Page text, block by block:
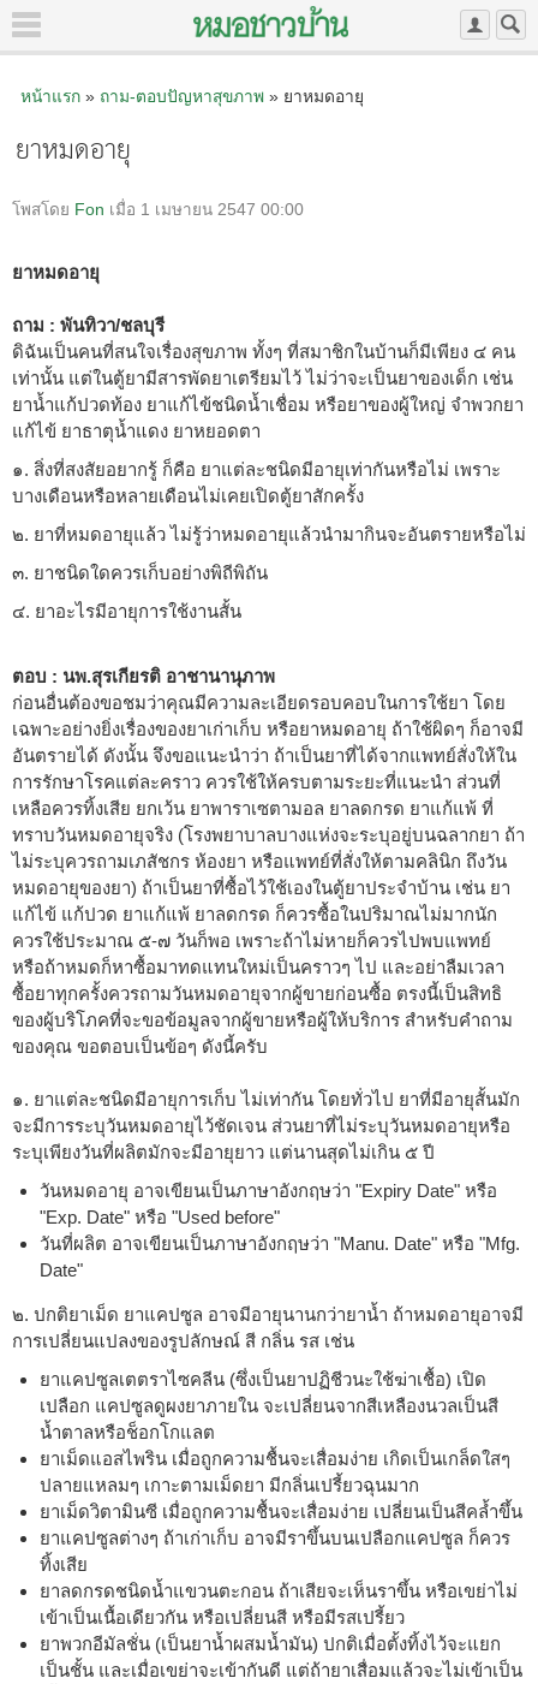
หน้าแรก» ถาม-ตอบปัญหาสุขภาพ» ยาหมดอายุ
ยาหมดอายุ
โพสโดย Fon เมื่อ 1 เมษายน 2547 00:00
ยาหมดอายุ
ถาม : พันทิวา/ชลบุรี
ดิฉันเป็นคนที่สนใจเรื่องสุขภาพ ทั้งๆ ที่สมาชิกในบ้านก็มีเพียง ๔ คน
เท่านั้น แต่ในตู้ยามีสารพัดยาเตรียมไว้ ไม่ว่าจะเป็นยาของเด็ก เช่น
ยาน้ำแก้ปวดท้อง ยาแก้ไข้ชนิดน้ำเชื่อม หรือยาของผู้ใหญ่ จำพวกยา
แก้ไข้ ยาธาตุน้ำแดง ยาหยอดตา
๑. สิ่งที่สงสัยอยากรู้ ก็คือ ยาแต่ละชนิดมีอายุเท่ากันหรือไม่ เพราะ
บางเดือนหรือหลายเดือนไม่เคยเปิดตู้ยาสักครั้ง
๒. ยาที่หมดอายุแล้ว ไม่รู้ว่าหมดอายุแล้วนำมากินจะอันตรายหรือไม่
๓. ยาชนิดใดควรเก็บอย่างพิถีพิถัน
๔. ยาอะไรมีอายุการใช้งานสั้น
ตอบ : นพ.สุรเกียรติ อาชานานุภาพ
ก่อนอื่นต้องขอชมว่าคุณมีความละเอียดรอบคอบในการใช้ยา โดย
เฉพาะอย่างยิ่งเรื่องของยาเก่าเก็บ หรือยาหมดอายุ ถ้าใช้ผิดๆ ก็อาจมี
อันตรายได้ ดังนั้น จึงขอแนะนำว่า ถ้าเป็นยาที่ได้จากแพทย์สั่งให้ใน
การรักษาโรคแต่ละคราว ควรใช้ให้ครบตามระยะที่แนะนำ ส่วนที่
เหลือควรทิ้งเสีย ยกเว้น ยาพาราเซตามอล ยาลดกรด ยาแก้แพ้ ที่
ทราบวันหมดอายุจริง (โรงพยาบาลบางแห่งจะระบุอยู่บนฉลากยา ถ้า
ไม่ระบุควรถามเภสัชกร ห้องยา หรือแพทย์ที่สั่งให้ตามคลินิก ถึงวัน
หมดอายุของยา) ถ้าเป็นยาที่ซื้อไว้ใช้เองในตู้ยาประจำบ้าน เช่น ยา
แก้ไข้ แก้ปวด ยาแก้แพ้ ยาลดกรด ก็ควรซื้อในปริมาณไม่มากนัก
ควรใช้ประมาณ ๕-๗ วันก็พอ เพราะถ้าไม่หายก็ควรไปพบแพทย์
หรือถ้าหมดก็หาซื้อมาทดแทนใหม่เป็นคราวๆ ไป และอย่าลืมเวลา
ซื้อยาทุกครั้งควรถามวันหมดอายุจากผู้ขายก่อนซื้อ ตรงนี้เป็นสิทธิ
ของผู้บริโภคที่จะขอข้อมูลจากผู้ขายหรือผู้ให้บริการ สำหรับคำถาม
ของคุณ ขอตอบเป็นข้อๆ ดังนี้ครับ
๑. ยาแต่ละชนิดมีอายุการเก็บ ไม่เท่ากัน โดยทั่วไป ยาที่มีอายุสั้นมัก
จะมีการระบุวันหมดอายุไว้ชัดเจน ส่วนยาที่ไม่ระบุวันหมดอายุหรือ
ระบุเพียงวันที่ผลิตมักจะมีอายุยาว แต่นานสุดไม่เกิน ๕ ปี
วันหมดอายุ อาจเขียนเป็นภาษาอังกฤษว่า "Expiry Date" หรือ
"Exp. Date" หรือ "Used before"
วันที่ผลิต อาจเขียนเป็นภาษาอังกฤษว่า "Manu. Date" หรือ "Mfg.
Date"
๒. ปกติยาเม็ด ยาแคปซูล อาจมีอายุนานกว่ายาน้ำ ถ้าหมดอายุอาจมี
การเปลี่ยนแปลงของรูปลักษณ์ สี กลิ่น รส เช่น
ยาแคปซูลเตตราไซคลีน (ซึ่งเป็นยาปฏิชีวนะใช้ฆ่าเชื้อ) เปิด
เปลือก แคปซูลดูผงยาภายใน จะเปลี่ยนจากสีเหลืองนวลเป็นสี
น้ำตาลหรือช็อกโกแลต
ยาเม็ดแอสไพริน เมื่อถูกความชื้นจะเสื่อมง่าย เกิดเป็นเกล็ดใสๆ
ปลายแหลมๆ เกาะตามเม็ดยา มีกลิ่นเปรี้ยวฉุนมาก
ยาเม็ดวิตามินซี เมื่อถูกความชื้นจะเสื่อมง่าย เปลี่ยนเป็นสีคล้ำขึ้น
ยาแคปซูลต่างๆ ถ้าเก่าเก็บ อาจมีราขึ้นบนเปลือกแคปซูล ก็ควร
ทิ้งเสีย
ยาลดกรดชนิดน้ำแขวนตะกอน ถ้าเสียจะเห็นราขึ้น หรือเขย่าไม่
เข้าเป็นเนื้อเดียวกัน หรือเปลี่ยนสี หรือมีรสเปรี้ยว
ยาพวกอีมัลชั่น (เป็นยาน้ำผสมน้ำมัน) ปกติเมื่อตั้งทิ้งไว้จะแยก
เป็นชั้น และเมื่อเขย่าจะเข้ากันดี แต่ถ้ายาเสื่อมแล้วจะไม่เข้าเป็น